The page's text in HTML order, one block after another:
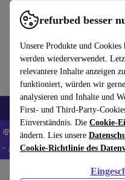
refurbed besser
Unsere Produkte und Cookies
werden wiederverwendet.
relevantere Inhalte anzeigen
funktioniert, würden wir
analysieren und Inhalte und
First- und Third-Party-
Einverständnis. Die Cookie-
ändern. Lies unsere
Cookie-Richtlinie des
refurbed schnell und einfach
🎒 Back to school Handys
💸Spare 5% EXTRA auf
- AGB